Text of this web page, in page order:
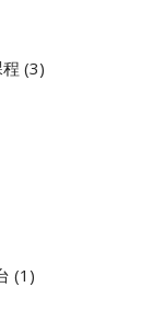
(3)
(1)